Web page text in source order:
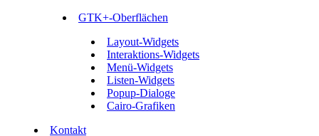
GTK+-Oberflächen
Layout-Widgets
Interaktions-Widgets
Menü-Widgets
Listen-Widgets
Popup-Dialoge
Cairo-Grafiken
Kontakt